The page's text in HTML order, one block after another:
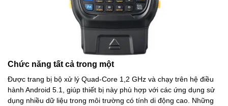
Chức năng tất cả trong một
Được trang bị bộ xử lý Quad-Core 1,2 GHz và chạy trên hệ điều
hành Android 5.1, giúp thiết bị này phù hợp với các ứng dụng sử
dụng nhiều dữ liệu trong môi trường có tính di động cao. Những